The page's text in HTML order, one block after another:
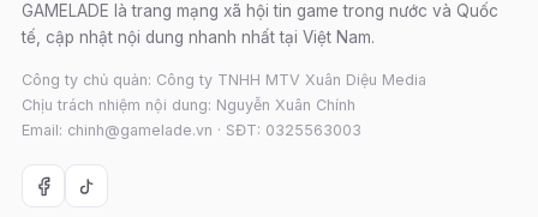
GAMELADE là trang mạng xã hội tin game trong nước và Quốc
tế, cập nhật nội dung nhanh nhất tại Việt Nam.
Công ty chủ quản: Công ty TNHH MTV Xuân Diệu Media
Chịu trách nhiệm nội dung: Nguyễn Xuân Chính
Email: chinh@gamelade.vn · SĐT: 0325563003